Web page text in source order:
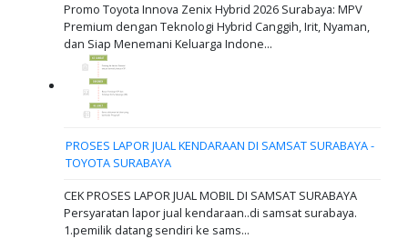
Promo Toyota Innova Zenix Hybrid 2026 Surabaya: MPV
Premium dengan Teknologi Hybrid Canggih, Irit, Nyaman,
dan Siap Menemani Keluarga Indone...
PROSES LAPOR JUAL KENDARAAN DI SAMSAT SURABAYA -
TOYOTA SURABAYA
CEK PROSES LAPOR JUAL MOBIL DI SAMSAT SURABAYA
Persyaratan lapor jual kendaraan..di samsat surabaya.
1.pemilik datang sendiri ke sams...